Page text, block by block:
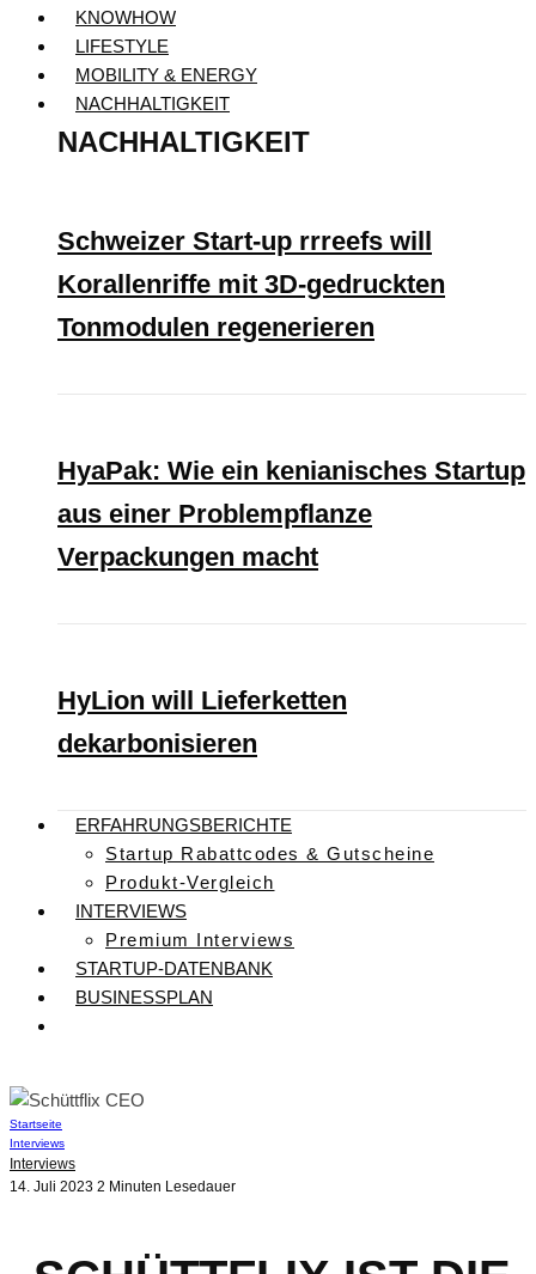
KNOWHOW
LIFESTYLE
MOBILITY & ENERGY
NACHHALTIGKEIT
NACHHALTIGKEIT
Schweizer Start-up rrreefs will
Korallenriffe mit 3D-gedruckten
Tonmodulen regenerieren
HyaPak: Wie ein kenianisches Startup
aus einer Problempflanze
Verpackungen macht
HyLion will Lieferketten
dekarbonisieren
ERFAHRUNGSBERICHTE
Startup Rabattcodes & Gutscheine
Produkt-Vergleich
INTERVIEWS
Premium Interviews
STARTUP-DATENBANK
BUSINESSPLAN
Startseite
Interviews
Interviews
14. Juli 2023 2 Minuten Lesedauer